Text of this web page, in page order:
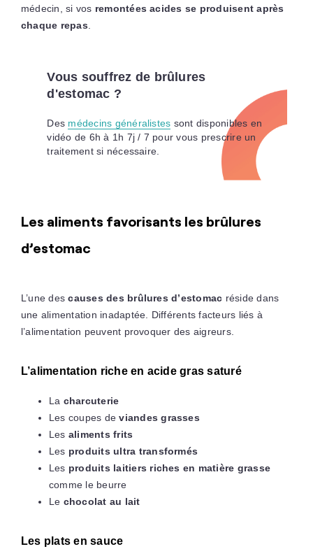
médecin, si vos remontées acides se produisent après
chaque repas
Vous souffrez de brûlures
d'estomac ?
Des médecins généralistes sont disponibles en
vidéo de 6h à 1h 7j / 7 pour vous prescrire un
traitement si nécessaire.
Les aliments favorisants les brûlures
d’estomac
L’une descauses des brûlures d’estomac réside dans
une alimentation inadaptée. Différents facteurs liés à
l’alimentation peuvent provoquer des aigreurs.
L’alimentation riche en acide gras saturé
La charcuterie
Les coupes deviandes grasses
Les aliments frits
Les produits ultra transformés
Les produits laitiers riches en matière grasse
comme le beurre
Le chocolat au lait
Les plats en sauce